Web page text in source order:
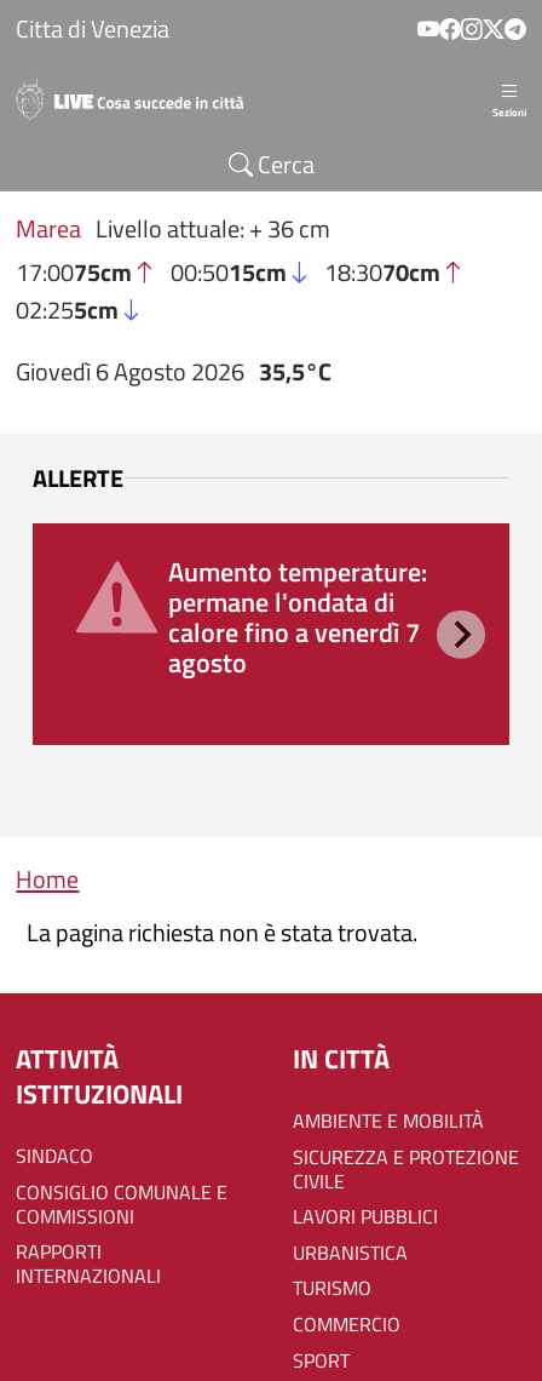
Salta al contenuto principale
Citta di Venezia
Sezioni
Cerca
Marea Livello attuale: + 36 cm
17:0075cm 00:5015cm 18:3070cm
02:255cm
Giovedì 6 Agosto 2026 35,5°C
ALLERTE
Aumento temperature:
permane l'ondata di
calore fino a venerdì 7
agosto
Briciole di pane
Home
La pagina richiesta non è stata trovata.
ATTIVITÀ
ISTITUZIONALI
SINDACO
CONSIGLIO COMUNALE E
COMMISSIONI
RAPPORTI
INTERNAZIONALI
IN CITTÀ
AMBIENTE E MOBILITÀ
SICUREZZA E PROTEZIONE
CIVILE
LAVORI PUBBLICI
URBANISTICA
TURISMO
COMMERCIO
SPORT